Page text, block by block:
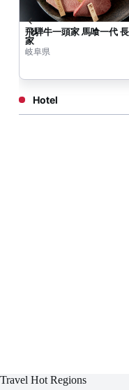
飛騨牛一頭家 馬喰一代
家
岐阜県
Hotel
Travel Hot Regions